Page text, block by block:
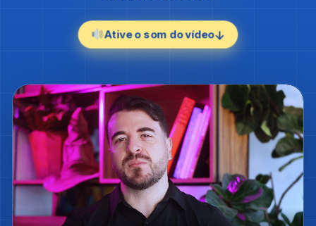
Ative o som do vídeo↓